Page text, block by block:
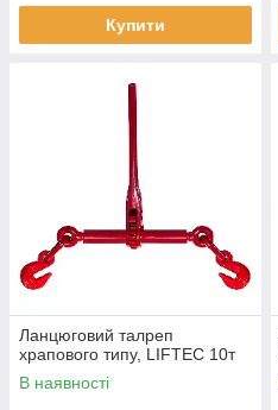
Купити
Ланцюговий талреп
храпового типу, LIFTEC 10т
В наявності